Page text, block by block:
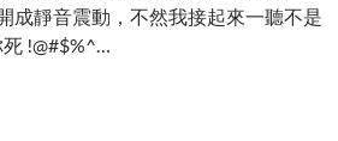
成靜音震動，不然我接起來一聽不是
!@#$%^…